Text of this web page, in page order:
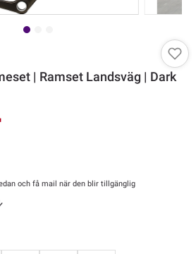
| Ramset Landsväg | Dark
och få mail när den blir tillgänglig